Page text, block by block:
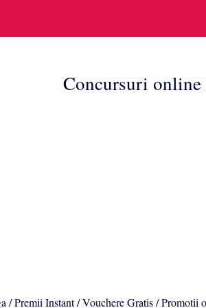
Concursuri online
/ Premii Instant / Vouchere Gratis /